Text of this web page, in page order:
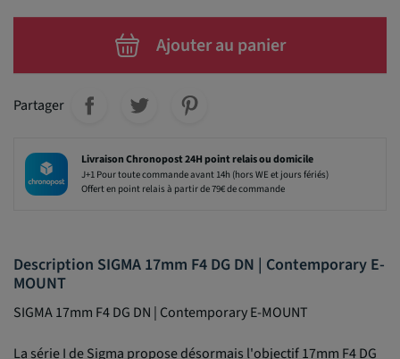
Ajouter au panier
Partager
Livraison Chronopost 24H point relais ou domicile
J+1 Pour toute commande avant 14h (hors WE et jours fériés)
Offert en point relais à partir de 79€ de commande
Description SIGMA 17mm F4 DG DN | Contemporary E-
MOUNT
SIGMA 17mm F4 DG DN | Contemporary E-MOUNT
La série I de Sigma propose désormais l'objectif 17mm F4 DG